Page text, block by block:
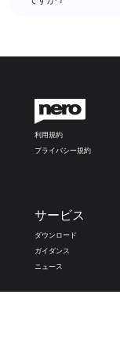
利用規約
プライバシー規約
サービス
ダウンロード
ガイダンス
ニュース